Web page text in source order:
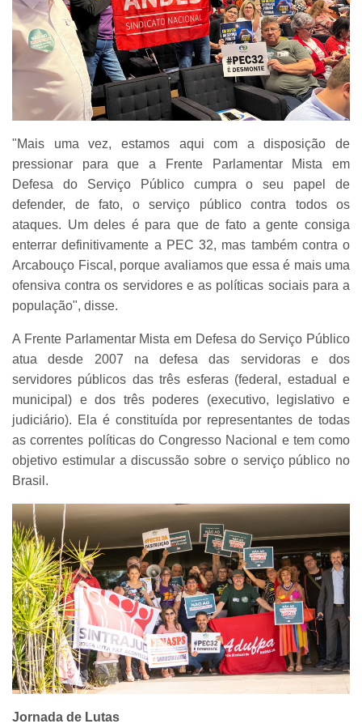
"Mais uma vez, estamos aqui com a disposição de
pressionar para que a Frente Parlamentar Mista em
Defesa do Serviço Público cumpra o seu papel de
defender, de fato, o serviço público contra todos os
ataques. Um deles é para que de fato a gente consiga
enterrar definitivamente a PEC 32, mas também contra o
Arcabouço Fiscal, porque avaliamos que essa é mais uma
ofensiva contra os servidores e as políticas sociais para a
população", disse.
A Frente Parlamentar Mista em Defesa do Serviço Público
atua desde 2007 na defesa das servidoras e dos
servidores públicos das três esferas (federal, estadual e
municipal) e dos três poderes (executivo, legislativo e
judiciário). Ela é constituída por representantes de todas
as correntes políticas do Congresso Nacional e tem como
objetivo estimular a discussão sobre o serviço público no
Brasil.
Jornada de Lutas